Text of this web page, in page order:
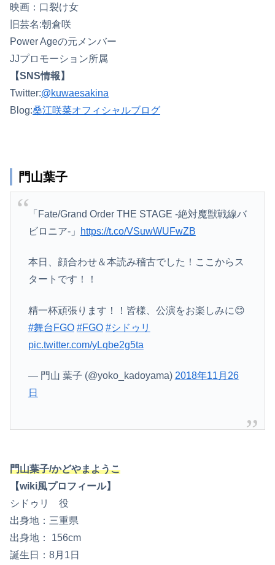
映画：口裂け女
旧芸名:朝倉咲
Power Ageの元メンバー
JJプロモーション所属
【SNS情報】
Twitter:@kuwaesakina
Blog:桑江咲菜オフィシャルブログ
門山葉子
「Fate/Grand Order THE STAGE -絶対魔獣戦線バ
ビロニア-」
https://t.co/VSuwWUFwZB
本日、顔合わせ＆本読み稽古でした！ここからス
タートです！！
精一杯頑張ります！！皆様、公演をお楽しみに😊
#舞台FGO #FGO #シドゥリ
pic.twitter.com/yLqbe2g5ta
— 門山 葉子 (@yoko_kadoyama) 2018年11月26
日
門山葉子/かどやまようこ
【wiki風プロフィール】
シドゥリ 役
出身地：三重県
出身地： 156cm
誕生日：8月1日